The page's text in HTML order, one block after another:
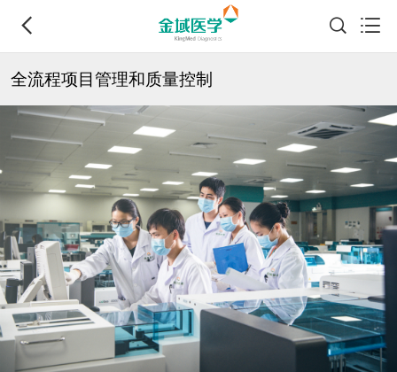
全流程项目管理和质量控制